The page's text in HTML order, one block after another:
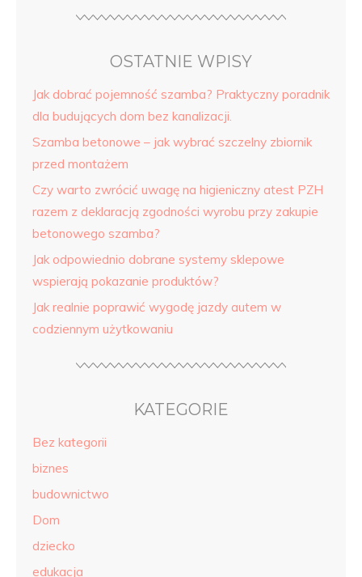
OSTATNIE WPISY
Jak dobrać pojemność szamba? Praktyczny poradnik
dla budujących dom bez kanalizacji.
Szamba betonowe – jak wybrać szczelny zbiornik
przed montażem
Czy warto zwrócić uwagę na higieniczny atest PZH
razem z deklaracją zgodności wyrobu przy zakupie
betonowego szamba?
Jak odpowiednio dobrane systemy sklepowe
wspierają pokazanie produktów?
Jak realnie poprawić wygodę jazdy autem w
codziennym użytkowaniu
KATEGORIE
Bez kategorii
biznes
budownictwo
Dom
dziecko
edukacja